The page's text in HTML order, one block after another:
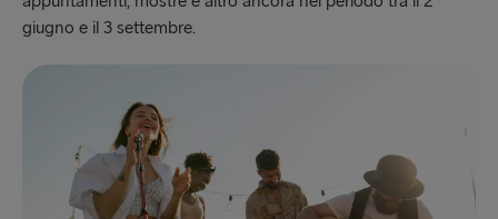
giugno e il 3 settembre.